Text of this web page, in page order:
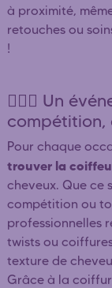
à proximité,
retouches ou
!
👰🏿‍♀️ Un
compétition,
Pour chaque
trouver la
cheveux. Que ce
compétition ou
professionnelles
twists ou
texture de
Grâce à la